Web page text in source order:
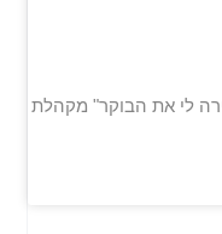
לי את הבוקר" מקהלת